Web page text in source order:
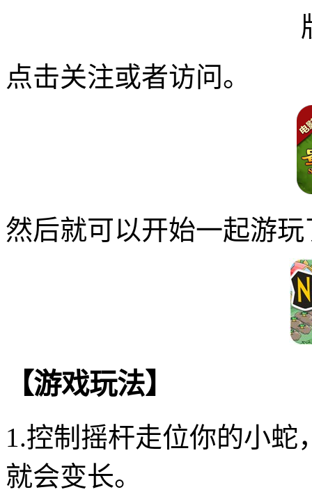
点击关注或者访问。
然后就可以开始一起游玩
【游戏玩法】
1.控制摇杆走位你的小
就会变长。